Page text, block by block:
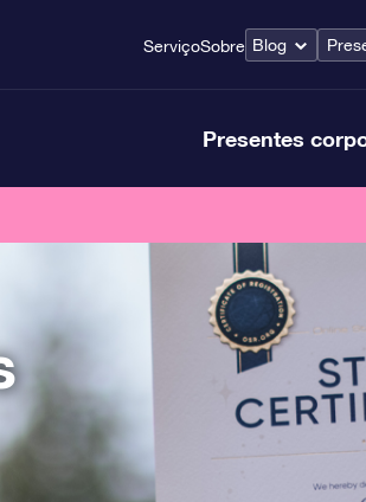
ServiçoSobre Blog
Presentes